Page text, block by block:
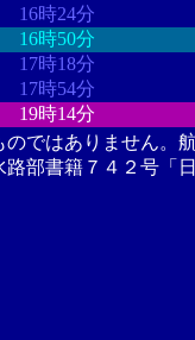
16時24分
16時50分
17時18分
17時54分
19時14分
ではありません。
部書籍７４２号「